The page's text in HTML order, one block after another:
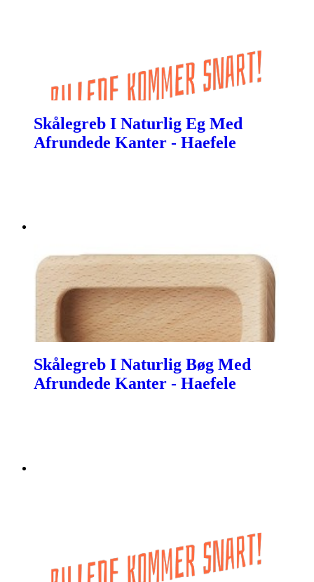
Skålegreb I Naturlig Eg Med
Afrundede Kanter - Haefele
Skålegreb I Naturlig Bøg Med
Afrundede Kanter - Haefele